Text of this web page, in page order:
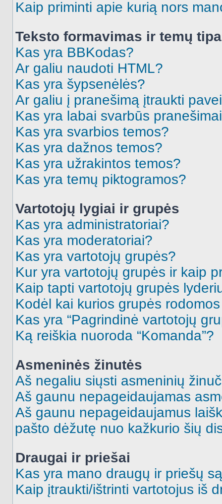
Kaip priminti apie kurią nors
Teksto formavimas ir temų
Kas yra BBKodas?
Ar galiu naudoti HTML?
Kas yra šypsenėlės?
Ar galiu į pranešimą įtraukti
Kas yra labai svarbūs
Kas yra svarbios temos?
Kas yra dažnos temos?
Kas yra užrakintos temos?
Kas yra temų piktogramos?
Vartotojų lygiai ir grupės
Kas yra administratoriai?
Kas yra moderatoriai?
Kas yra vartotojų grupės?
Kur yra vartotojų grupės ir kaip
Kaip tapti vartotojų grupės
Kodėl kai kurios grupės
Kas yra “Pagrindinė vartotojų
Ką reiškia nuoroda “Komanda”?
Asmeninės žinutės
Aš negaliu siųsti asmeninių
Aš gaunu nepageidaujamas
Aš gaunu nepageidaujamus
pašto dėžutę nuo kažkurio šių
Draugai ir priešai
Kas yra mano draugų ir priešų
Kaip įtraukti/ištrinti vartotojus iš